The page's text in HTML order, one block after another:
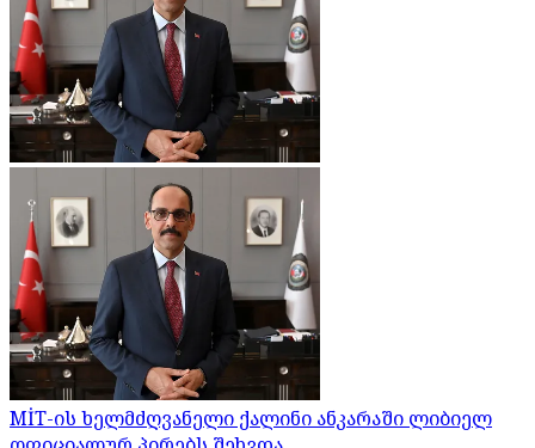
MİT-ის ხელმძღვანელი ქალინი ანკარაში ლიბიელ